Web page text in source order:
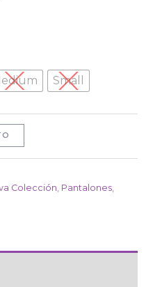
Small
Colección Pantalones,